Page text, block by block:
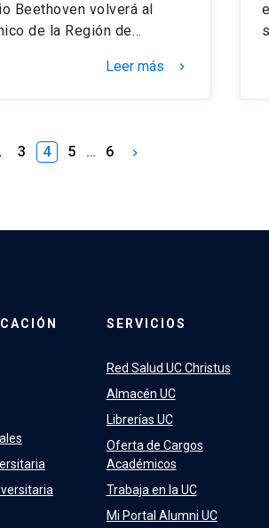
Beethoven volverá al
de la Región de…
Leer más keyboard_arrow_right
3 4 5 … 6 keyboard_arrow_right
SERVICIOS
Red Salud UC Christus
Almacén UC
Librerías UC
Oferta de Cargos
Académicos
Trabaja en la UC
Mi Portal Alumni UC